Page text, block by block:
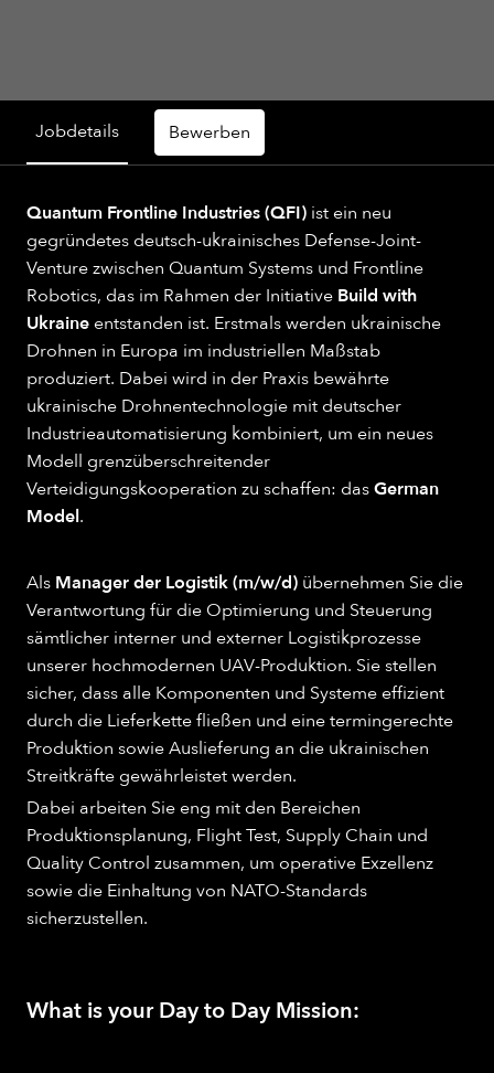
Jobdetails Bewerben
Quantum Frontline Industries (QFI) ist ein neu
gegründetes deutsch-ukrainisches Defense-Joint-
Venture zwischen Quantum Systems und Frontline
Robotics, das im Rahmen der Initiative Build with
Ukraine entstanden ist. Erstmals werden ukrainische
Drohnen in Europa im industriellen Maßstab
produziert. Dabei wird in der Praxis bewährte
ukrainische Drohnentechnologie mit deutscher
Industrieautomatisierung kombiniert, um ein neues
Modell grenzüberschreitender
Verteidigungskooperation zu schaffen: dasGerman
Model.
Als Manager der Logistik (m/w/d) übernehmen Sie die
Verantwortung für die Optimierung und Steuerung
sämtlicher interner und externer Logistikprozesse
unserer hochmodernen UAV-Produktion. Sie stellen
sicher, dass alle Komponenten und Systeme effizient
durch die Lieferkette fließen und eine termingerechte
Produktion sowie Auslieferung an die ukrainischen
Streitkräfte gewährleistet werden.
Dabei arbeiten Sie eng mit den Bereichen
Produktionsplanung, Flight Test, Supply Chain und
Quality Control zusammen, um operative Exzellenz
sowie die Einhaltung von NATO-Standards
sicherzustellen.
What is your Day to Day Mission: